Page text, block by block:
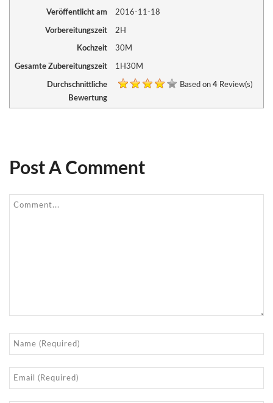
Veröffentlicht am 2016-11-18
Vorbereitungszeit 2H
Kochzeit 30M
Gesamte Zubereitungszeit 1H30M
Durchschnittliche
Bewertung
Based on 4 Review(s)
Post A Comment